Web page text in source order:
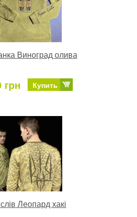
Виноград олива
грн Купить
Леопард хакі